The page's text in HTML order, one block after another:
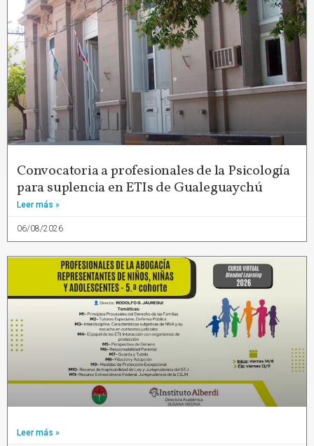
Convocatoria a profesionales de la Psicología
para suplencia en ETIs de Gualeguaychú
Leer más »
06/08/2026
Leer más »